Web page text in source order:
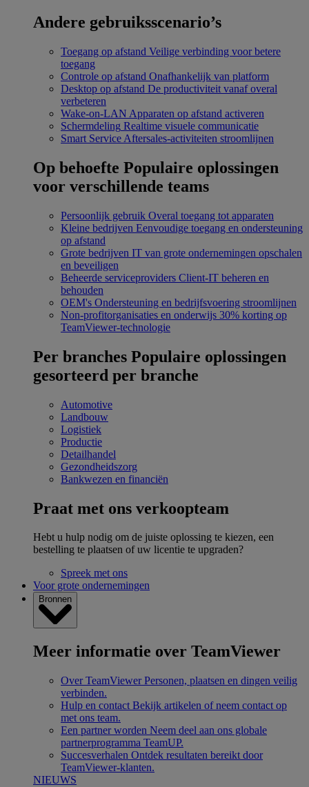
Andere gebruiksscenario’s
Toegang op afstand Veilige verbinding voor betere
toegang
Controle op afstand Onafhankelijk van platform
Desktop op afstand De productiviteit vanaf overal
verbeteren
Wake-on-LAN Apparaten op afstand activeren
Schermdeling Realtime visuele communicatie
Smart Service Aftersales-activiteiten stroomlijnen
Op behoefte Populaire oplossingen
voor verschillende teams
Persoonlijk gebruik Overal toegang tot apparaten
Kleine bedrijven Eenvoudige toegang en ondersteuning
op afstand
Grote bedrijven IT van grote ondernemingen opschalen
en beveiligen
Beheerde serviceproviders Client-IT beheren en
behouden
OEM's Ondersteuning en bedrijfsvoering stroomlijnen
Non-profitorganisaties en onderwijs 30% korting op
TeamViewer-technologie
Per branches Populaire oplossingen
gesorteerd per branche
Automotive
Landbouw
Logistiek
Productie
Detailhandel
Gezondheidszorg
Bankwezen en financiën
Praat met ons verkoopteam
Hebt u hulp nodig om de juiste oplossing te kiezen, een
bestelling te plaatsen of uw licentie te upgraden?
Spreek met ons
Voor grote ondernemingen
Bronnen
Meer informatie over TeamViewer
Over TeamViewer Personen, plaatsen en dingen veilig
verbinden.
Hulp en contact Bekijk artikelen of neem contact op
met ons team.
Een partner worden Neem deel aan ons globale
partnerprogramma TeamUP.
Succesverhalen Ontdek resultaten bereikt door
TeamViewer-klanten.
NIEUWS